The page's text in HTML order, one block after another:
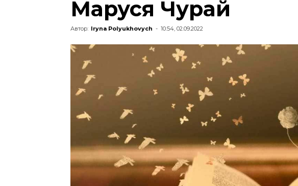
Маруся Чурай
Автор: Iryna Polyukhovych - 10:54, 02.09.2022